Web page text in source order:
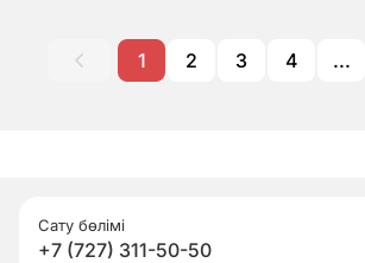
1 2 3 4 ...
Сату бөлімі
+7 (727) 311-50-50